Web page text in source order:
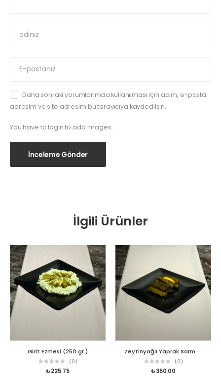
Daha sonraki yorumlarımda kullanılması için adım, e-posta
adresim ve site adresim bu tarayıcıya kaydedilsin.
You have to login to add images.
İnceleme Gönder
İlgili Ürünler
Girit Ezmesi (250 gr.)
(0)
₺225.75
Zeytinyağlı Yaprak Sarma (250 gr.)
(0)
₺350.00